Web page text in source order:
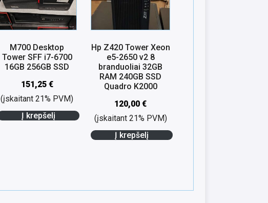
M700 Desktop
Tower SFF i7-6700
16GB 256GB SSD
151,25 €
(įskaitant 21% PVM)
Į krepšelį
Hp Z420 Tower Xeon
e5-2650 v2 8
branduoliai 32GB
RAM 240GB SSD
Quadro K2000
120,00 €
(įskaitant 21% PVM)
Į krepšelį